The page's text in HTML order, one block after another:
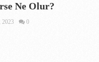
Ne Olur?
0